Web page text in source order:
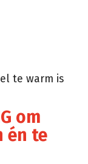
te warm is
om
én te